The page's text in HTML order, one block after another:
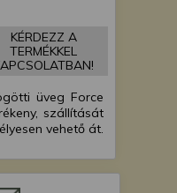
KÉRDEZZ A
TERMÉKKEL
üveg Force
szállítását
vehető át.
csak erre
Erre a
az
segítségével
a